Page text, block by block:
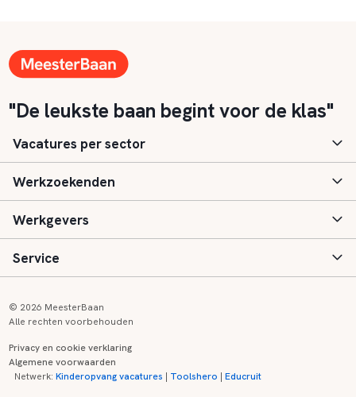
"De leukste baan begint voor de klas"
Vacatures per sector
Basisonderwijs
Speciaal (basis) onderwijs
Voortgezet onderwijs
Kinderopvang
Werkzoekenden
Aanmelden
Vacatures
Zij-instroom informatie
Werkgevers
Inloggen
Registreren
Service
Onderwijs links
© 2026 MeesterBaan
Alle rechten voorbehouden
Privacy en cookie verklaring
Algemene voorwaarden
Netwerk:Kinderopvang vacatures | Toolshero |Educruit